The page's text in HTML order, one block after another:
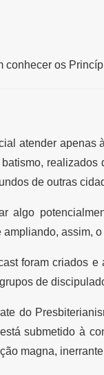
conhecer os
atender
de outras
algo
assim,
foram criados
de
do
submetido à
magna,